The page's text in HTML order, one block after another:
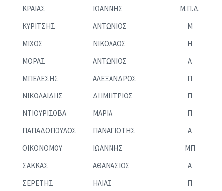
ΚΡΑΙΑΣ
ΙΩΑΝΝΗΣ
Μ.Π.Δ.
ΚΥΡΙΤΣΗΣ
ΑΝΤΩΝΙΟΣ
Μ
ΜΙΧΟΣ
ΝΙΚΟΛΑΟΣ
H
ΜΟΡΑΣ
ΑΝΤΩΝΙΟΣ
Α
ΜΠΕΛΕΣΗΣ
ΑΛΕΞΑΝΔΡΟΣ
Π
ΝΙΚΟΛΑΙΔΗΣ
ΔΗΜΗΤΡΙΟΣ
Π
ΝΤΙΟΥΡΙΣΟΒΑ
ΜΑΡΙΑ
Π
ΠΑΠΑΔΟΠΟΥΛΟΣ
ΠΑΝΑΓΙΩΤΗΣ
Α
ΟΙΚΟΝΟΜΟΥ
ΙΩΑΝΝΗΣ
ΜΠ
ΣΑΚΚΑΣ
ΑΘΑΝΑΣΙΟΣ
Α
ΣΕΡΕΤΗΣ
ΗΛΙΑΣ
Π